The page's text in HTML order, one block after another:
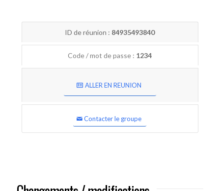
ID de réunion : 84935493840
Code / mot de passe : 1234
ALLER EN REUNION
Contacter le groupe